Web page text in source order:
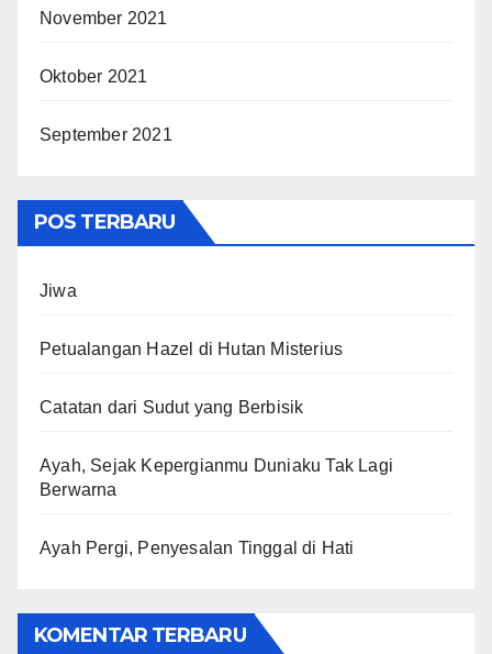
November 2021
Oktober 2021
September 2021
POS TERBARU
Jiwa
Petualangan Hazel di Hutan Misterius
Catatan dari Sudut yang Berbisik
Ayah, Sejak Kepergianmu Duniaku Tak Lagi
Berwarna
Ayah Pergi, Penyesalan Tinggal di Hati
KOMENTAR TERBARU